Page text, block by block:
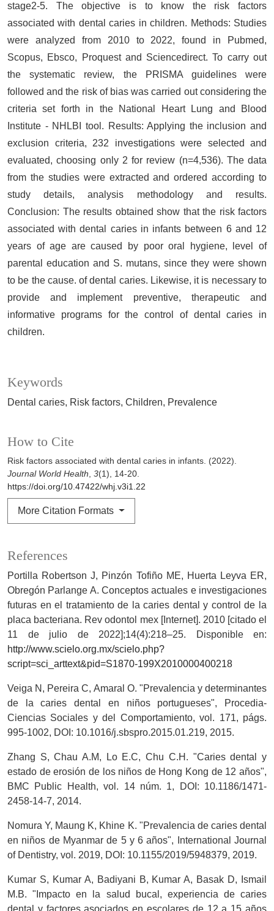
Keywords
Dental caries Risk factors Children Prevalence
How to Cite
Risk factors associated with dental caries in infants. (2022).
Journal World Health, 3(1), 14-20.
https://doi.org/10.47422/whj.v3i1.22
More Citation Formats
stage2-5. The objective is to know the risk factors
associated with dental caries in children. Methods: Studies
were analyzed from 2010 to 2022, found in Pubmed,
Scopus, Ebsco, Proquest and Sciencedirect. To carry out
the systematic review, the PRISMA guidelines were
followed and the risk of bias was carried out considering the
criteria set forth in the National Heart Lung and Blood
Institute - NHLBI tool. Results: Applying the inclusion and
exclusion criteria, 232 investigations were selected and
evaluated, choosing only 2 for review (n=4,536). The data
from the studies were extracted and ordered according to
study details, analysis methodology and results.
Conclusion: The results obtained show that the risk factors
associated with dental caries in infants between 6 and 12
years of age are caused by poor oral hygiene, level of
parental education and S. mutans, since they were shown
to be the cause. of dental caries. Likewise, it is necessary to
provide and implement preventive, therapeutic and
informative programs for the control of dental caries in
children.
References
Portilla Robertson J, Pinzón Tofiño ME, Huerta Leyva ER,
Obregón Parlange A. Conceptos actuales e investigaciones
futuras en el tratamiento de la caries dental y control de la
placa bacteriana. Rev odontol mex [Internet]. 2010 [citado el
11 de julio de 2022];14(4):218–25. Disponible en:
http://www.scielo.org.mx/scielo.php?
script=sci_arttext&pid=S1870-199X2010000400218
Veiga N, Pereira C, Amaral O. "Prevalencia y determinantes
de la caries dental en niños portugueses", Procedia-
Ciencias Sociales y del Comportamiento, vol. 171, págs.
995-1002, DOI: 10.1016/j.sbspro.2015.01.219, 2015.
Zhang S, Chau A.M, Lo E.C, Chu C.H. "Caries dental y
estado de erosión de los niños de Hong Kong de 12 años",
BMC Public Health, vol. 14 núm. 1, DOI: 10.1186/1471-
2458-14-7, 2014.
Nomura Y, Maung K, Khine K. "Prevalencia de caries dental
en niños de Myanmar de 5 y 6 años", International Journal
of Dentistry, vol. 2019, DOI: 10.1155/2019/5948379, 2019.
Kumar S, Kumar A, Badiyani B, Kumar A, Basak D, Ismail
M.B. "Impacto en la salud bucal, experiencia de caries